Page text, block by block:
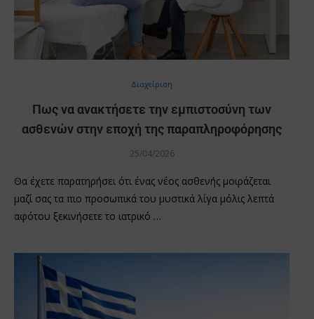
Διαχείριση
Πως να ανακτήσετε την εμπιστοσύνη των
ασθενών στην εποχή της παραπληροφόρησης
25/04/2026
Θα έχετε παρατηρήσει ότι ένας νέος ασθενής μοιράζεται
μαζί σας τα πιο προσωπικά του μυστικά λίγα μόλις λεπτά
αφότου ξεκινήσετε το ιατρικό …